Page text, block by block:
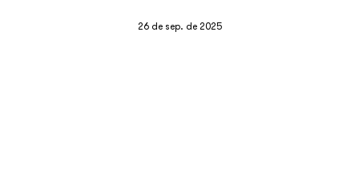
26 de sep. de 2025